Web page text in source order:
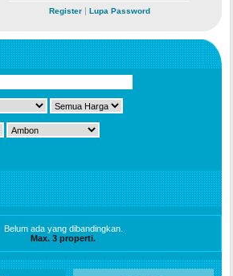
Register| Lupa Password
Belum ada yang dibandingkan.
Max. 3 properti.